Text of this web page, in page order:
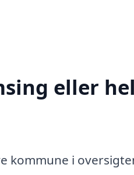
eller
kommune i